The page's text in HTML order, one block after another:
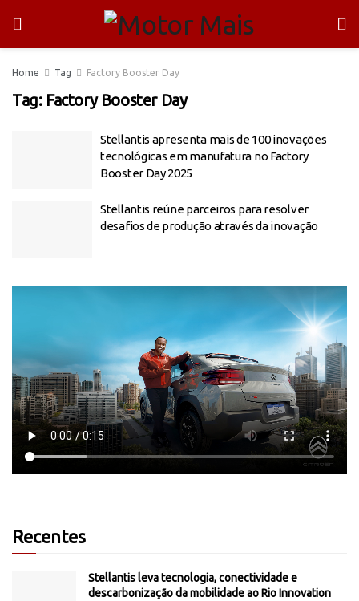
Home Tag Factory Booster Day
Tag: Factory Booster Day
Stellantis apresenta mais de 100 inovações
tecnológicas em manufatura no Factory
Booster Day 2025
Stellantis reúne parceiros para resolver
desafios de produção através da inovação
Recentes
Stellantis leva tecnologia, conectividade e
descarbonização da mobilidade ao Rio Innovation